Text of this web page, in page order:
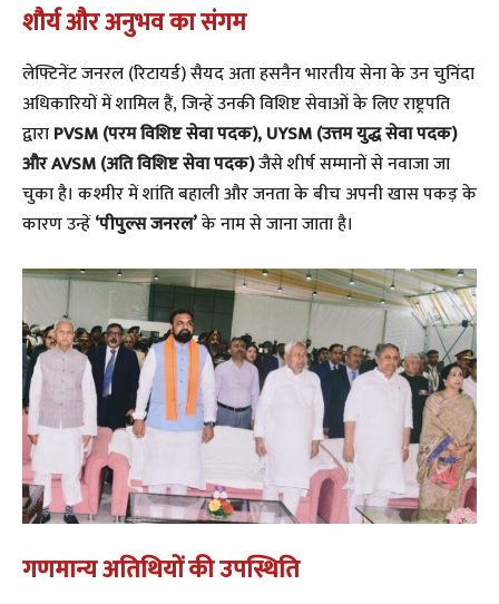
शौर्य और अनुभव का संगम
​लेफ्टिनेंट जनरल (रिटायर्ड) सैयद अता हसनैन भारतीय सेना के उन चुनिंदा
अधिकारियों में शामिल हैं, जिन्हें उनकी विशिष्ट सेवाओं के लिए राष्ट्रपति
द्वाराPVSM (परम विशिष्ट सेवा पदक), UYSM (उत्तम युद्ध सेवा पदक)
और AVSM (अति विशिष्ट सेवा पदक)जैसे शीर्ष सम्मानों से नवाजा जा
चुका है। कश्मीर में शांति बहाली और जनता के बीच अपनी खास पकड़ के
कारण उन्हें‘पीपुल्स जनरल’के नाम से जाना जाता है।
गणमान्य अतिथियों की उपस्थिति